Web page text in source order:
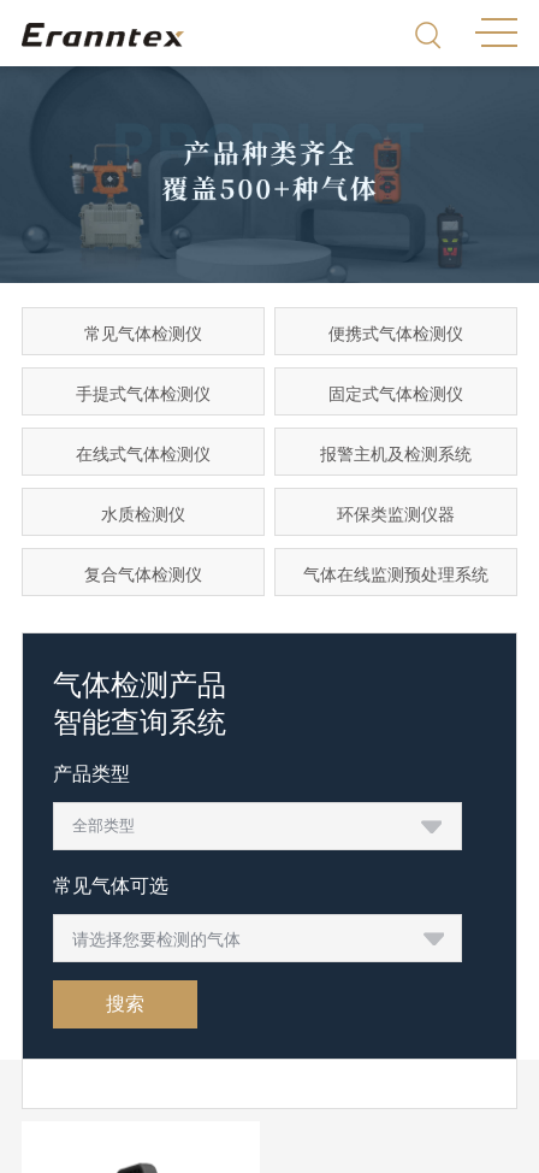
常见气体检测仪 便携式气体检测仪
手提式气体检测仪 固定式气体检测仪
在线式气体检测仪 报警主机及检测系统
水质检测仪 环保类监测仪器
复合气体检测仪 气体在线监测预处理系统
气体检测产品
智能查询系统
产品类型
常见气体可选
请选择您要检测的气体
搜索